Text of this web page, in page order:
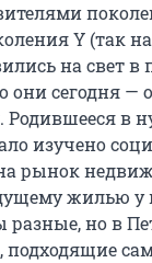
Y (так
на свет в
они сегодня —
Родившееся в
изучено
рынок
жилью у
но в
подходящие